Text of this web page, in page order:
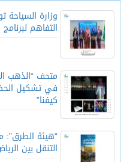
وزارة السياحة
التفاهم
متحف “الذهب
في تشكيل
كيفنا”
التنقل بين